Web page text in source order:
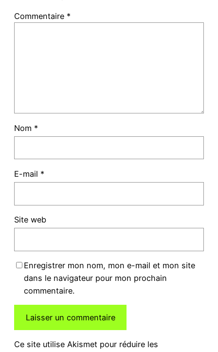
Commentaire *
Nom *
E-mail *
Site web
Enregistrer mon nom, mon e-mail et mon site
dans le navigateur pour mon prochain
commentaire.
Ce site utilise Akismet pour réduire les